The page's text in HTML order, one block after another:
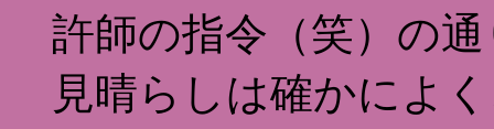
許師の指令（笑）の
見晴らしは確かによ